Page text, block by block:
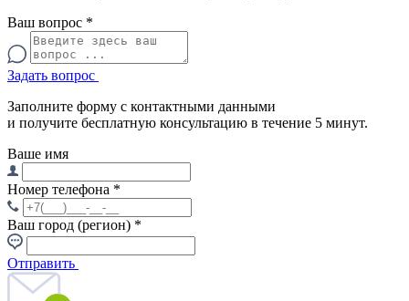
Ваш вопрос *
Задать вопрос
Заполните форму с контактными данными
и получите бесплатную консультацию в течение 5 минут.
Ваше имя
Номер телефона *
Ваш город (регион) *
Отправить